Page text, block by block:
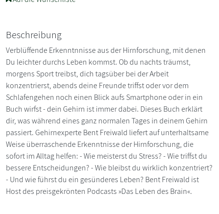
Beschreibung
Verblüffende Erkenntnnisse aus der Hirnforschung, mit denen
Du leichter durchs Leben kommst. Ob du nachts träumst,
morgens Sport treibst, dich tagsüber bei der Arbeit
konzentrierst, abends deine Freunde triffst oder vor dem
Schlafengehen noch einen Blick aufs Smartphone oder in ein
Buch wirfst - dein Gehirn ist immer dabei. Dieses Buch erklärt
dir, was während eines ganz normalen Tages in deinem Gehirn
passiert. Gehirnexperte Bent Freiwald liefert auf unterhaltsame
Weise überraschende Erkenntnisse der Hirnforschung, die
sofort im Alltag helfen: - Wie meisterst du Stress? - Wie triffst du
bessere Entscheidungen? - Wie bleibst du wirklich konzentriert?
- Und wie führst du ein gesünderes Leben? Bent Freiwald ist
Host des preisgekrönten Podcasts »Das Leben des Brain«.